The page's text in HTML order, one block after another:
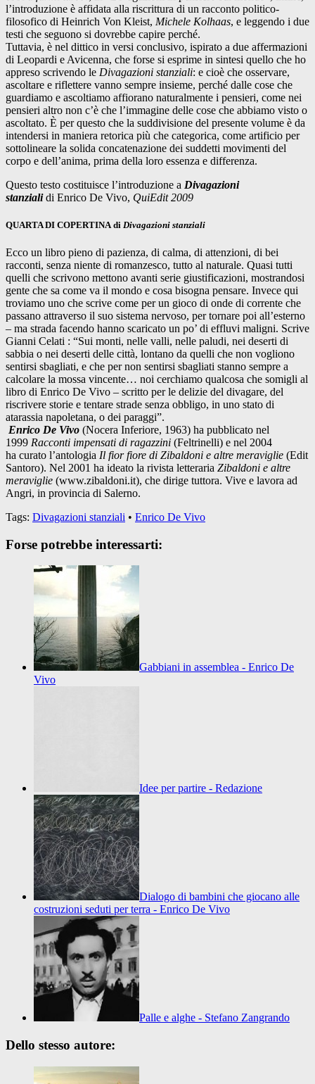
l’introduzione è affidata alla riscrittura di un racconto politico-
filosofico di Heinrich Von Kleist, Michele Kolhaas, e leggendo i due
testi che seguono si dovrebbe capire perché.
Tuttavia, è nel dittico in versi conclusivo, ispirato a due affermazioni
di Leopardi e Avicenna, che forse si esprime in sintesi quello che ho
appreso scrivendo le Divagazioni stanziali: e cioè che osservare,
ascoltare e riflettere vanno sempre insieme, perché dalle cose che
guardiamo e ascoltiamo affiorano naturalmente i pensieri, come nei
pensieri altro non c’è che l’immagine delle cose che abbiamo visto o
ascoltato. È per questo che la suddivisione del presente volume è da
intendersi in maniera retorica più che categorica, come artificio per
sottolineare la solida concatenazione dei suddetti movimenti del
corpo e dell’anima, prima della loro essenza e differenza.
Questo testo costituisce l’introduzione a Divagazioni
stanzialidi Enrico De Vivo, QuiEdit 2009
QUARTA DI COPERTINA di Divagazioni stanziali
Ecco un libro pieno di pazienza, di calma, di attenzioni, di bei
racconti, senza niente di romanzesco, tutto al naturale. Quasi tutti
quelli che scrivono mettono avanti serie giustificazioni, mostrandosi
gente che sa come va il mondo e cosa bisogna pensare. Invece qui
troviamo uno che scrive come per un gioco di onde di corrente che
passano attraverso il suo sistema nervoso, per tornare poi all’esterno
– ma strada facendo hanno scaricato un po’ di effluvi maligni. Scrive
Gianni Celati : “Sui monti, nelle valli, nelle paludi, nei deserti di
sabbia o nei deserti delle città, lontano da quelli che non vogliono
sentirsi sbagliati, e che per non sentirsi sbagliati stanno sempre a
calcolare la mossa vincente… noi cerchiamo qualcosa che somigli al
libro di Enrico De Vivo – scritto per le delizie del divagare, del
riscrivere storie e tentare strade senza obbligo, in uno stato di
atarassia napoletana, o dei paraggi”.
Enrico De Vivo (Nocera Inferiore, 1963) ha pubblicato nel
1999 Racconti impensati di ragazzini (Feltrinelli) e nel 2004
ha curato l’antologia Il fior fiore di Zibaldoni e altre meraviglie (Edit
Santoro). Nel 2001 ha ideato la rivista letteraria Zibaldoni e altre
meraviglie (www.zibaldoni.it), che dirige tuttora. Vive e lavora ad
Angri, in provincia di Salerno.
Tags: Divagazioni stanziali • Enrico De Vivo
Forse potrebbe interessarti:
Gabbiani in assemblea - Enrico De
Vivo
Idee per partire - Redazione
Dialogo di bambini che giocano alle
costruzioni seduti per terra - Enrico De Vivo
Palle e alghe - Stefano Zangrando
Dello stesso autore: